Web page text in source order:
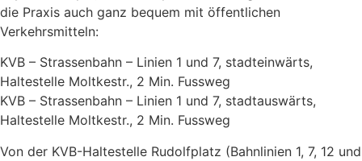
die Praxis auch ganz bequem mit öffentlichen
Verkehrsmitteln:
KVB – Strassenbahn – Linien 1 und 7, stadteinwärts,
Haltestelle Moltkestr., 2 Min. Fussweg
KVB – Strassenbahn – Linien 1 und 7, stadtauswärts,
Haltestelle Moltkestr., 2 Min. Fussweg
Von der KVB-Haltestelle Rudolfplatz (Bahnlinien 1, 7, 12 und